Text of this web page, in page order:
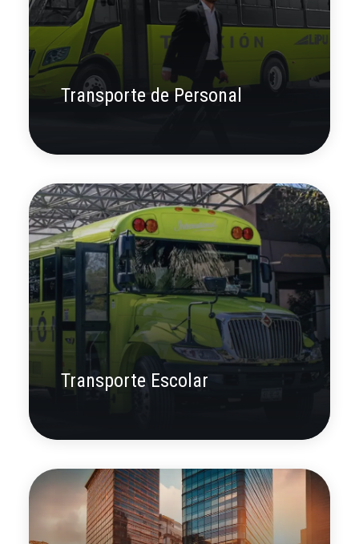
Transporte de Personal
Transporte Escolar